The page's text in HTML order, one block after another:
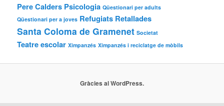
Pere Calders Psicologia Qüestionari per adults
Qüestionari per a joves Refugiats Retallades
Santa Coloma de Gramenet Societat
Teatre escolar Ximpanzés Ximpanzés i reciclatge de mòbils
Gràcies al WordPress.